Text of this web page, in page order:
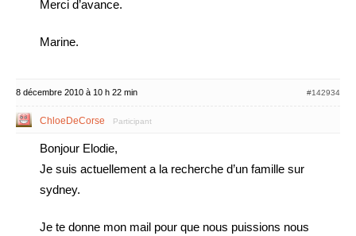
Merci d’avance.
Marine.
8 décembre 2010 à 10 h 22 min #142934
ChloeDeCorse Participant
Bonjour Elodie,
Je suis actuellement a la recherche d’un famille sur
sydney.
Je te donne mon mail pour que nous puissions nous